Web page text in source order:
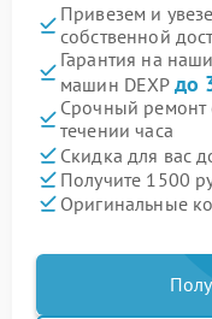
Привезем и
собственной
Гарантия на
машин DEXP до
Срочный ремонт
течении часа
Скидка для вас
Получите 1500
Оригинальные